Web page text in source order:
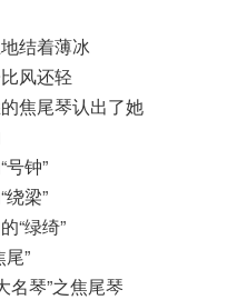
结着薄冰
风还轻
焦尾琴认出了她
钟”
梁”
“绿绮”
”
琴”之焦尾琴